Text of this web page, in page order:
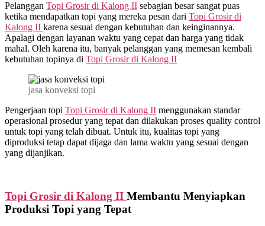
Pelanggan Topi Grosir di Kalong II sebagian besar sangat puas
ketika mendapatkan topi yang mereka pesan dari Topi Grosir di
Kalong II karena sesuai dengan kebutuhan dan keinginannya.
Apalagi dengan layanan waktu yang cepat dan harga yang tidak
mahal. Oleh karena itu, banyak pelanggan yang memesan kembali
kebutuhan topinya di Topi Grosir di Kalong II
jasa konveksi topi
Pengerjaan topi Topi Grosir di Kalong II menggunakan standar
operasional prosedur yang tepat dan dilakukan proses quality control
untuk topi yang telah dibuat. Untuk itu, kualitas topi yang
diproduksi tetap dapat dijaga dan lama waktu yang sesuai dengan
yang dijanjikan.
Topi Grosir di Kalong II Membantu Menyiapkan
Produksi Topi yang Tepat